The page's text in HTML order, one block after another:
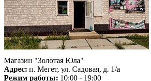
Магазин "Золотая Юла"
Адрес: п. Мегет, ул. Садовая, д. 1/а
Режим работы: 10:00 - 19:00